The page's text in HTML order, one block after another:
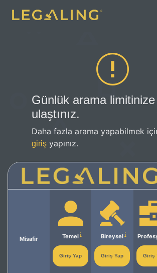
Günlük arama limitinize
ulaştınız.
Daha fazla arama yapabilmek
giriş yapınız.
Misafir Temel
Giriş Yap
Bireysel
Giriş Yap Giriş